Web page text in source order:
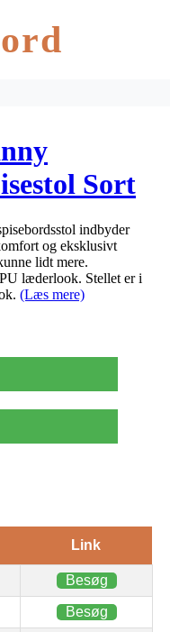
Sort
indbyder
og eksklusivt
lidt mere.
læderlook. Stellet er i
(Læs mere)
Link
Besøg
Besøg